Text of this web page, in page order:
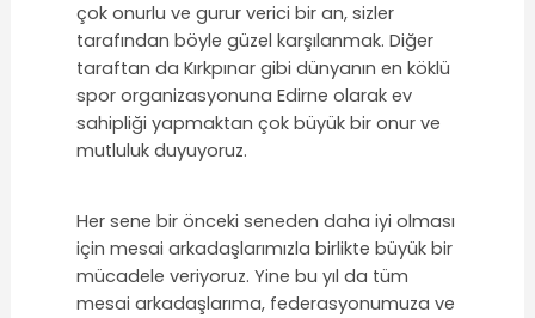
çok onurlu ve gurur verici bir an, sizler
tarafından böyle güzel karşılanmak. Diğer
taraftan da Kırkpınar gibi dünyanın en köklü
spor organizasyonuna Edirne olarak ev
sahipliği yapmaktan çok büyük bir onur ve
mutluluk duyuyoruz.
Her sene bir önceki seneden daha iyi olması
için mesai arkadaşlarımızla birlikte büyük bir
mücadele veriyoruz. Yine bu yıl da tüm
mesai arkadaşlarıma, federasyonumuza ve